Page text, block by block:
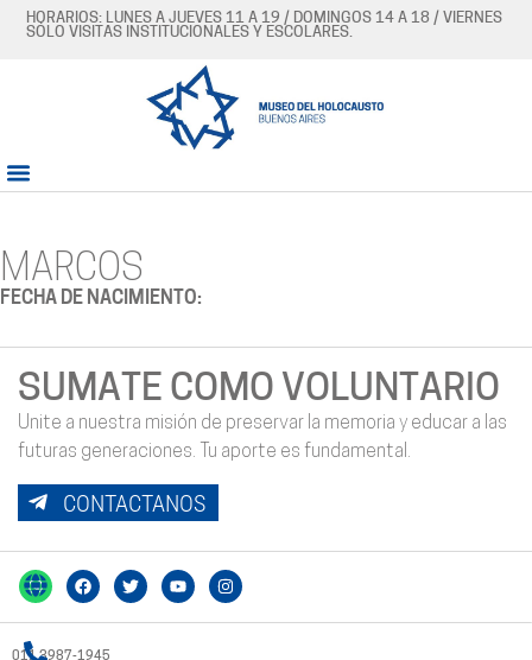
HORARIOS: LUNES A JUEVES 11 A 19 / DOMINGOS 14 A 18 / VIERNES
SÓLO VISITAS INSTITUCIONALES Y ESCOLARES.
MARCOS
FECHA DE NACIMIENTO:
SUMATE COMO VOLUNTARIO
Unite a nuestra misión de preservar la memoria y educar a las
futuras generaciones. Tu aporte es fundamental.
CONTACTANOS
011 3987-1945